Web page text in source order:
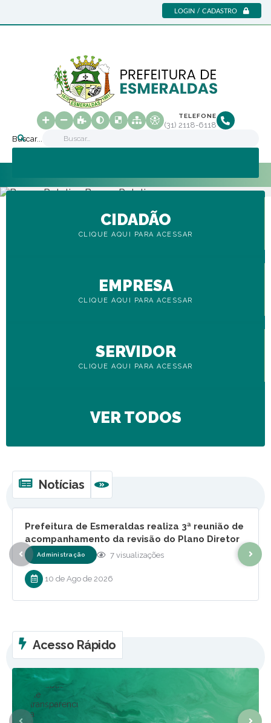
LOGIN / CADASTRO
Buscar...
TELEFONE
(31) 2118-6118
CIDADÃO
CLIQUE AQUI PARA ACESSAR
EMPRESA
CLIQUE AQUI PARA ACESSAR
SERVIDOR
CLIQUE AQUI PARA ACESSAR
VER TODOS
Notícias
Prefeitura de Esmeraldas realiza 3ª reunião de
acompanhamento da revisão do Plano Diretor
de 2026
10 de Ago de 2026
Administração 7 visualizações
Acesso Rápido